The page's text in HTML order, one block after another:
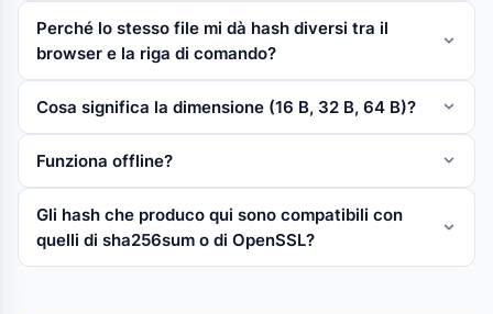
Perché lo stesso file mi dà hash diversi tra il
browser e la riga di comando?
Cosa significa la dimensione (16 B, 32 B, 64 B)?
Funziona offline?
Gli hash che produco qui sono compatibili con
quelli di sha256sum o di OpenSSL?